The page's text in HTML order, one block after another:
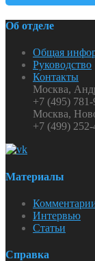
Об отделе
Общая
Руководство
Контакты
Москва,
+7 (495) 781-
Москва,
+7 (499) 252-
Материалы
Интервью
Статьи
Справка